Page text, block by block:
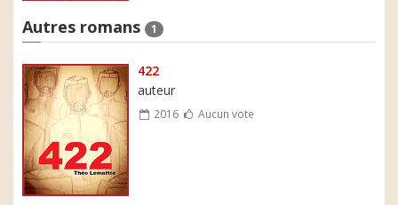
Autres romans 1
422
auteur
2016 Aucun vote